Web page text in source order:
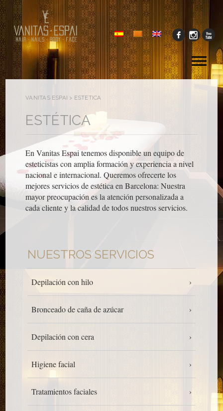
VANITAS ESPAI > ESTÉTICA
ESTÉTICA
En Vanitas Espai tenemos disponible un equipo de
esteticistas con amplia formación y experiencia a nivel
nacional e internacional. Queremos ofrecerte los
mejores servicios de estética en Barcelona: Nuestra
mayor preocupación es la atención personalizada a
cada cliente y la calidad de todos nuestros servicios.
NUESTROS SERVICIOS
Depilación con hilo
Bronceado de caña de azúcar
Depilación con cera
Higiene facial
Tratamientos faciales